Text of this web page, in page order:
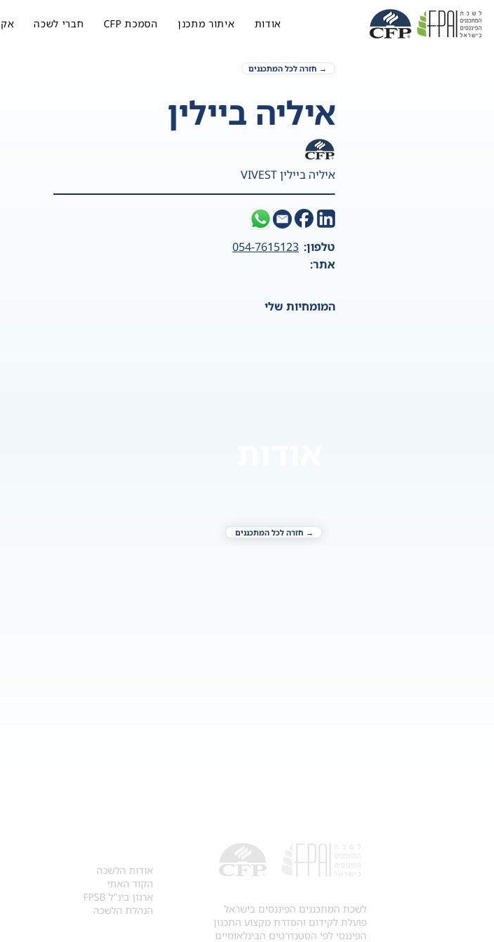
אודות איתור מתכנן הסמכת CFP חברי לשכה
→ חזרה לכל המתכננים
איליה ביילין
איליה ביילין VIVEST
טלפון: 054-7615123
אתר:
המומחיות שלי
→ חזרה לכל המתכננים
לשכת המתכננים הפיננסים בישראל
פועלת לקידום והסדרת מקצוע התכנון
הפיננסי לפי הסטנדרטים הבינלאומיים
​אודות הלשכה
הקוד האתי
ארגון בינ"ל FPSB
הנהלת הלשכה